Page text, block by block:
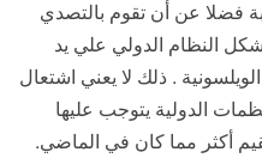
فضلا عن أن تقوم بالتصدي
النظام الدولي علي يد
الويلسونية . ذلك لا يعني اشتعال
الدولية يتوجب عليها
أكثر مما كان في الماضي.